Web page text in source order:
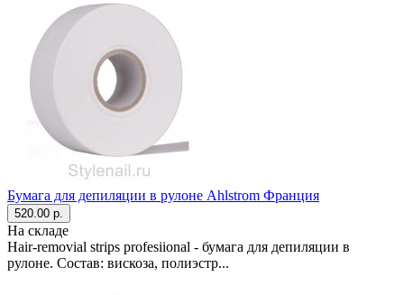
Бумага для депиляции в рулоне Ahlstrom Франция
520.00 р.
На складе
Hair-removial strips profesiional - бумага для депиляции в
рулоне. Состав: вискоза, полиэстр...